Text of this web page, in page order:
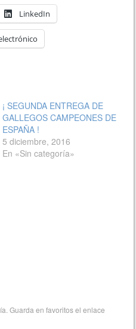
LinkedIn
¡ SEGUNDA ENTREGA DE
GALLEGOS CAMPEONES DE
ESPAÑA !
5 diciembre, 2016
En «Sin categoría»
. Guarda en favoritos elenlace